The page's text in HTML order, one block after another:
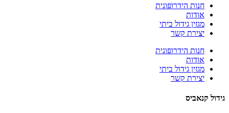
חנות הידרופונית
אודות
מגזין גידול ביתי
יצירת קשר
חנות הידרופונית
אודות
מגזין גידול ביתי
יצירת קשר
גידול קנאביס